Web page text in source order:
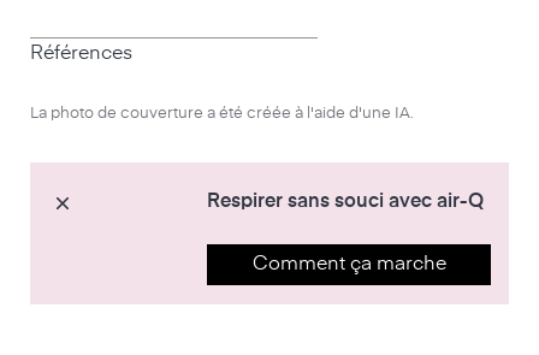
Références
La photo de couverture a été créée à l'aide d'une IA.
Respirer sans souci avec air-Q
Comment ça marche